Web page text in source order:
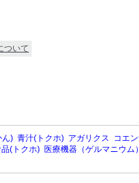
ついて
ん) 青汁(トクホ) アガリクス コエ
(トクホ) 医療機器（ゲルマニウム）